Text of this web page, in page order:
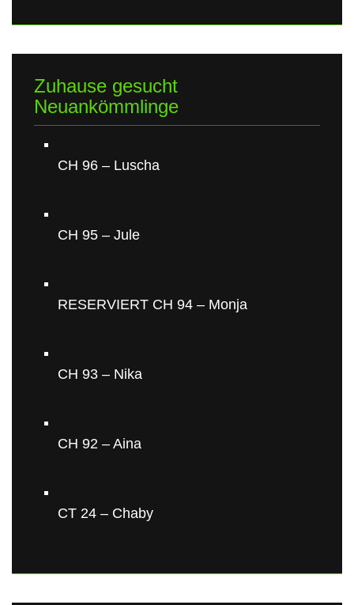
Zuhause gesucht
Neuankömmlinge
CH 96 – Luscha
CH 95 – Jule
RESERVIERT CH 94 – Monja
CH 93 – Nika
CH 92 – Aina
CT 24 – Chaby